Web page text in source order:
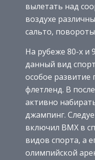
вылетать над
воздухе
сальто,
На рубеже 80-х и
данный вид
особое развитие
флетленд. В
активно
джампинг.
включил BMX в
видов спорта, а
олимпийской